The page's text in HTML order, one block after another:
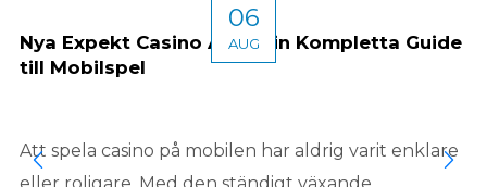
06
AUG
Nya Expekt Casino App: Din Kompletta Guide
till Mobilspel
Att spela casino på mobilen har aldrig varit enklare